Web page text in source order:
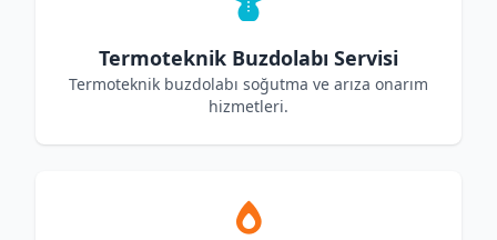
Termoteknik Buzdolabı Servisi
Termoteknik buzdolabı soğutma ve arıza onarım
hizmetleri.